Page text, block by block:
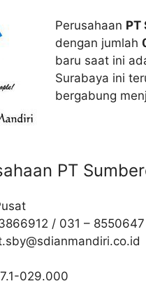
Perusahaan PT
dengan jumlah
baru saat ini
Surabaya ini
bergabung
PT
/ 031 –
029.000